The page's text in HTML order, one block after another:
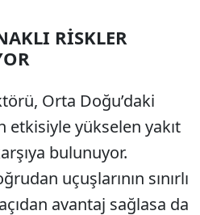
RİSKLER
Orta Doğu’daki
yükselen yakıt
bulunuyor.
uçuşlarının sınırlı
avantaj sağlasa da